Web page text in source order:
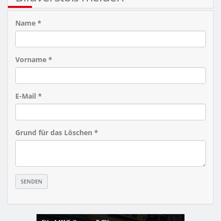
Name *
Vorname *
E-Mail *
Grund für das Löschen *